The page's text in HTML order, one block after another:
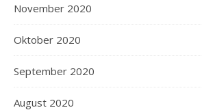
November 2020
Oktober 2020
September 2020
August 2020